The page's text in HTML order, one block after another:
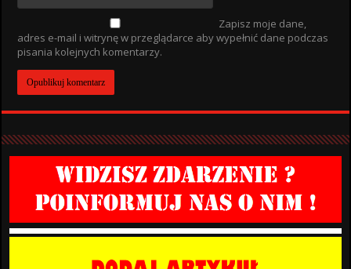
Zapisz moje dane,
adres e-mail i witrynę w przeglądarce aby wypełnić dane podczas
pisania kolejnych komentarzy.